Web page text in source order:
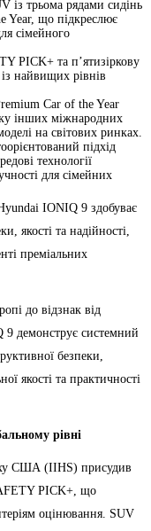
із трьома рядами сидінь
Year, що підкреслює
сімейного
PICK+ та п’ятизіркову
найвищих рівнів
Car of the Year
інших міжнародних
на світових ринках.
підхід
технології
для сімейних
IONIQ 9 здобуває
якості та надійності,
преміальних
до відзнак від
9 демонструє системний
безпеки,
якості та практичності
рівні
США (IIHS) присудив
PICK+, що
оцінювання. SUV